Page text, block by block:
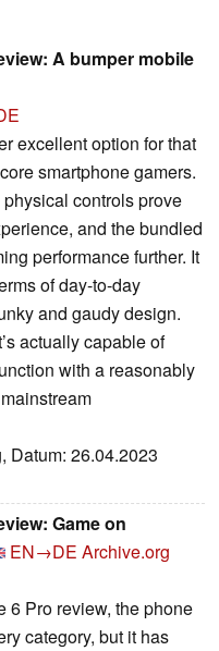
A bumper mobile
excellent option for that
smartphone gamers.
physical controls prove
and the bundled
performance further. It
of day-to-day
and gaudy design.
actually capable of
with a reasonably
Datum: 26.04.2023
Game on
EN→DE Archive.org
6 Pro review, the phone
category, but it has